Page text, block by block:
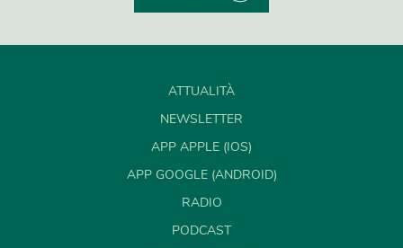
ATTUALITÀ
NEWSLETTER
APP APPLE (IOS)
APP GOOGLE (ANDROID)
RADIO
PODCAST